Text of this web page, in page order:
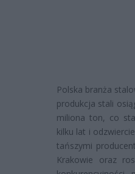
Polska branża
produkcja stali
miliona ton, co
kilku lat i
tańszymi
Krakowie oraz